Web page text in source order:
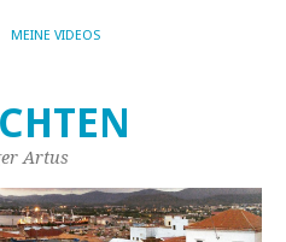
MEINE VIDEOS
Artus